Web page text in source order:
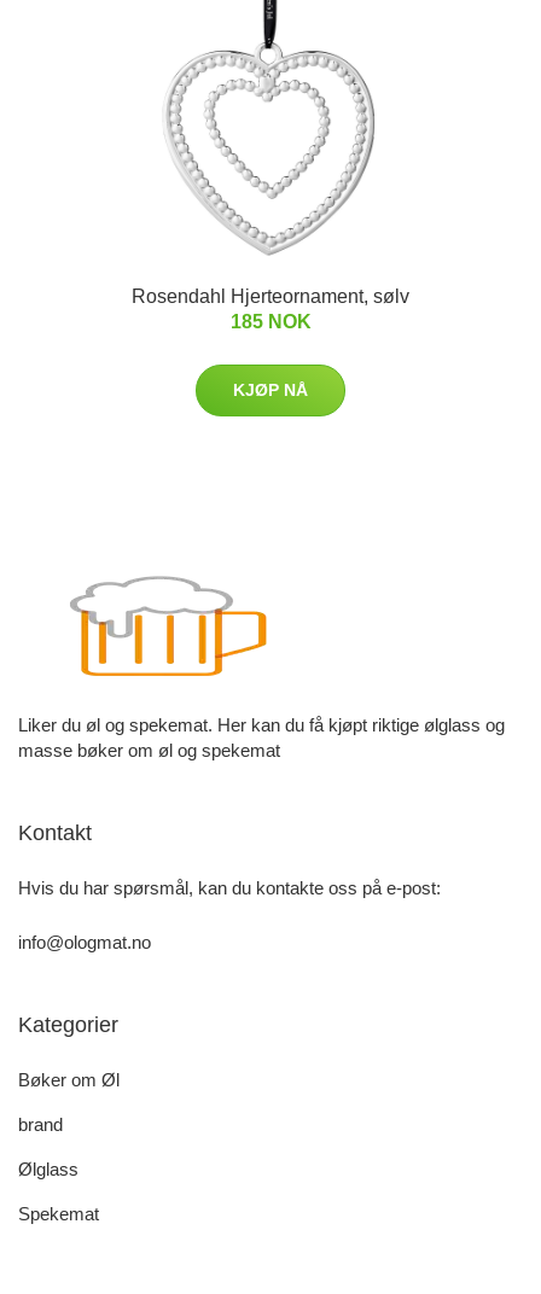
Rosendahl Hjerteornament, sølv
185 NOK
KJØP NÅ
Liker du øl og spekemat. Her kan du få kjøpt riktige ølglass og
masse bøker om øl og spekemat
Kontakt
Hvis du har spørsmål, kan du kontakte oss på e-post:
info@ologmat.no
Kategorier
Bøker om Øl
brand
Ølglass
Spekemat